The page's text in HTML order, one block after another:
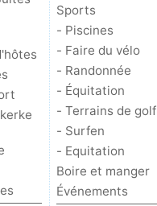
Sports
- Piscines
- Faire du vélo
- Randonnée
- Équitation
- Terrains de golf
- Surfen
- Equitation
Boire et manger
Événements